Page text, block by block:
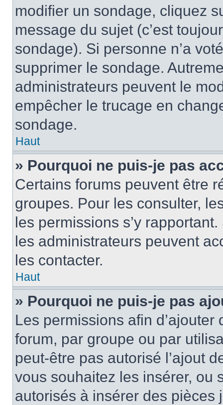
modifier un sondage, cliquez
message du sujet (c’est
sondage). Si personne n’a
supprimer le sondage.
administrateurs peuvent le
empêcher le trucage en
sondage.
Haut
» Pourquoi ne puis-je pas
Certains forums peuvent être
groupes. Pour les consulter,
les permissions s’y
les administrateurs peuvent
les contacter.
Haut
» Pourquoi ne puis-je pas
Les permissions afin
forum, par groupe ou par
peut-être pas autorisé l’ajout
vous souhaitez les insérer, ou
autorisés à insérer des pièces